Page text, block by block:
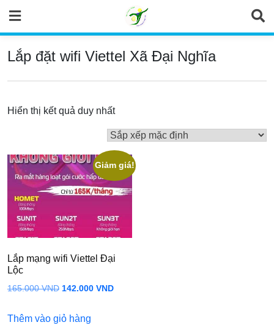
content
Lắp đặt wifi Viettel Xã Đại Nghĩa
Hiển thị kết quả duy nhất
Giảm giá!
Lắp mạng wifi Viettel Đại
Lộc
165.000VND Giá
là:
142.000 VNDGiá
Thêm vào giỏ hàng